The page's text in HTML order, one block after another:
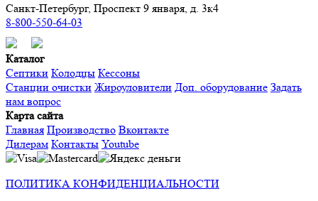
Санкт-Петербург, Проспект 9 января, д. 3к4
8-800-550-64-03
Каталог
Септики Колодцы Кессоны
Станции очистки Жироуловители Доп. оборудование Задать
нам вопрос
Карта сайта
Главная Производство Вконтакте
Дилерам Контакты Youtube
ПОЛИТИКА КОНФИДЕНЦИАЛЬНОСТИ